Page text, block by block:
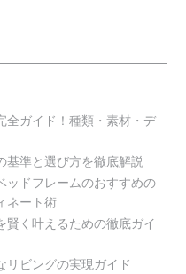
全ガイド！種類・素材・デ
基準と選び方を徹底解説
ッドフレームのおすすめの
ネート術
賢く叶えるための徹底ガイ
リビングの実現ガイド